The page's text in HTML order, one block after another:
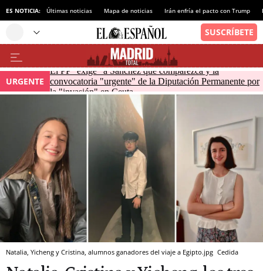
ES NOTICIA: Últimas noticias Mapa de noticias Irán enfría el pacto con Trump
URGENTE
El PP "exige" a Sánchez que comparezca y la
convocatoria "urgente" de la Diputación Permanente por
la "invasión" en Ceuta
Natalia, Yicheng y Cristina, alumnos ganadores del viaje a Egipto.jpg Cedida